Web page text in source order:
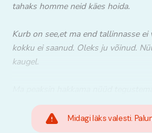
tahaks homme neid käes hoida.
Kurb on see,et ma end tallinnasse ei
kokku ei saanud. Oleks ju võinud.
kaugel.
Midagi läks valesti.